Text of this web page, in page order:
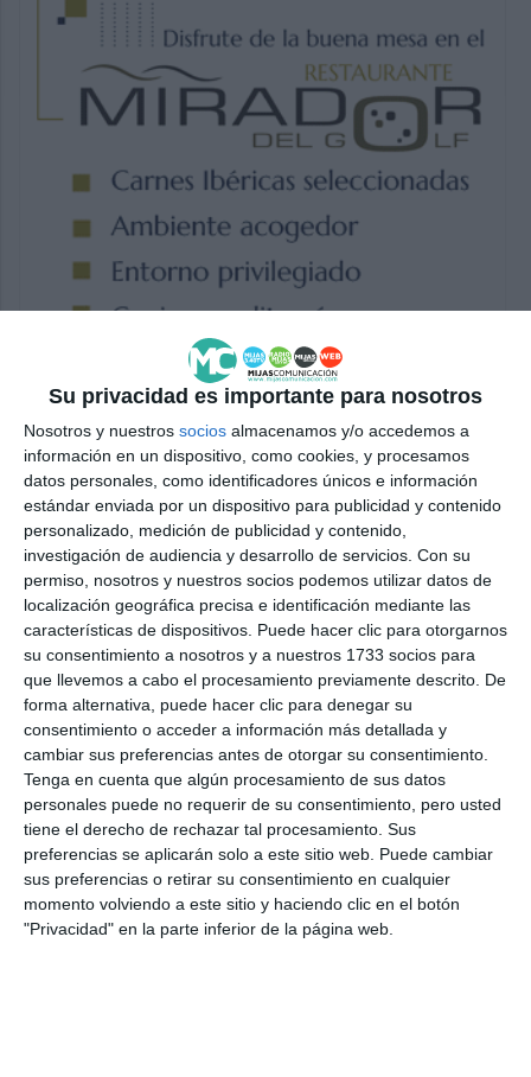
Su privacidad es importante para nosotros
Nosotros y nuestros socios almacenamos y/o accedemos a
información en un dispositivo, como cookies, y procesamos
datos personales, como identificadores únicos e información
estándar enviada por un dispositivo para publicidad y contenido
personalizado, medición de publicidad y contenido,
investigación de audiencia y desarrollo de servicios. Con su
permiso, nosotros y nuestros socios podemos utilizar datos de
localización geográfica precisa e identificación mediante las
características de dispositivos. Puede hacer clic para otorgarnos
su consentimiento a nosotros y a nuestros 1733 socios para
que llevemos a cabo el procesamiento previamente descrito. De
forma alternativa, puede hacer clic para denegar su
consentimiento o acceder a información más detallada y
cambiar sus preferencias antes de otorgar su consentimiento.
Tenga en cuenta que algún procesamiento de sus datos
personales puede no requerir de su consentimiento, pero usted
tiene el derecho de rechazar tal procesamiento. Sus
preferencias se aplicarán solo a este sitio web. Puede cambiar
sus preferencias o retirar su consentimiento en cualquier
momento volviendo a este sitio y haciendo clic en el botón
"Privacidad" en la parte inferior de la página web.